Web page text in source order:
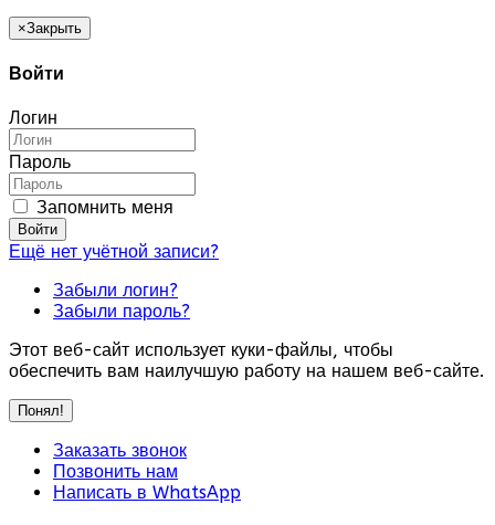
×Закрыть
Войти
Логин
Пароль
Запомнить меня
Войти
Ещё нет учётной записи?
Забыли логин?
Забыли пароль?
Этот веб-сайт использует куки-файлы, чтобы
обеспечить вам наилучшую работу на нашем веб-сайте.
Понял!
Заказать звонок
Позвонить нам
Написать в WhatsApp